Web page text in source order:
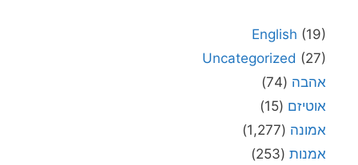
English (19)
Uncategorized (27)
אהבה (74)
אוטיזם (15)
אמונה (1,277)
אמנות (253)